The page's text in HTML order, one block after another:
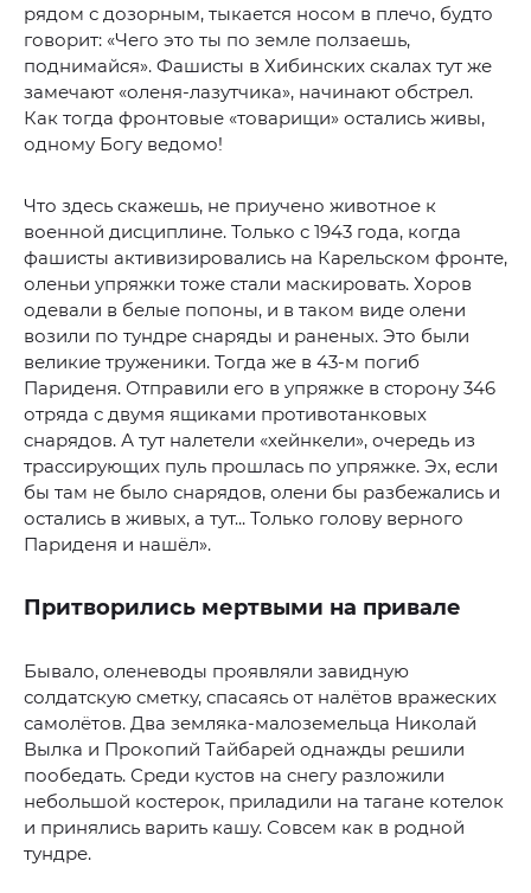
рядом с дозорным, тыкается носом в плечо, будто
говорит: «Чего это ты по земле ползаешь,
поднимайся». Фашисты в Хибинских скалах тут же
замечают «оленя-лазутчика», начинают обстрел.
Как тогда фронтовые «товарищи» остались живы,
одному Богу ведомо!
Что здесь скажешь, не приучено животное к
военной дисциплине. Только с 1943 года, когда
фашисты активизировались на Карельском фронте,
оленьи упряжки тоже стали маскировать. Хоров
одевали в белые попоны, и в таком виде олени
возили по тундре снаряды и раненых. Это были
великие труженики. Тогда же в 43-м погиб
Париденя. Отправили его в упряжке в сторону 346
отряда с двумя ящиками противотанковых
снарядов. А тут налетели «хейнкели», очередь из
трассирующих пуль прошлась по упряжке. Эх, если
бы там не было снарядов, олени бы разбежались и
остались в живых, а тут... Только голову верного
Париденя и нашёл».
Притворились мертвыми на привале
Бывало, оленеводы проявляли завидную
солдатскую сметку, спасаясь от налётов вражеских
самолётов. Два земляка-малоземельца Николай
Вылка и Прокопий Тайбарей однажды решили
пообедать. Среди кустов на снегу разложили
небольшой костерок, приладили на тагане котелок
и принялись варить кашу. Совсем как в родной
тундре.